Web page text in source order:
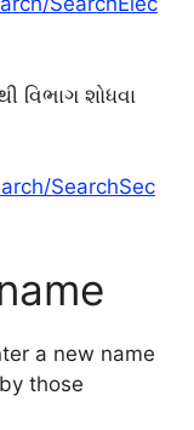
વિભાગ શોધવા
SearchSec
a new name
those